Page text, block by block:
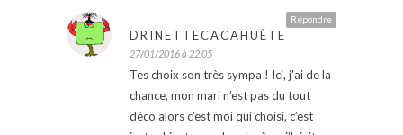
Répondre
DRINETTECACAHUÈTE
27/01/2016 à 22:05
Tes choix son très sympa ! Ici, j’ai de la
chance, mon mari n’est pas du tout
déco alors c’est moi qui choisi, c’est